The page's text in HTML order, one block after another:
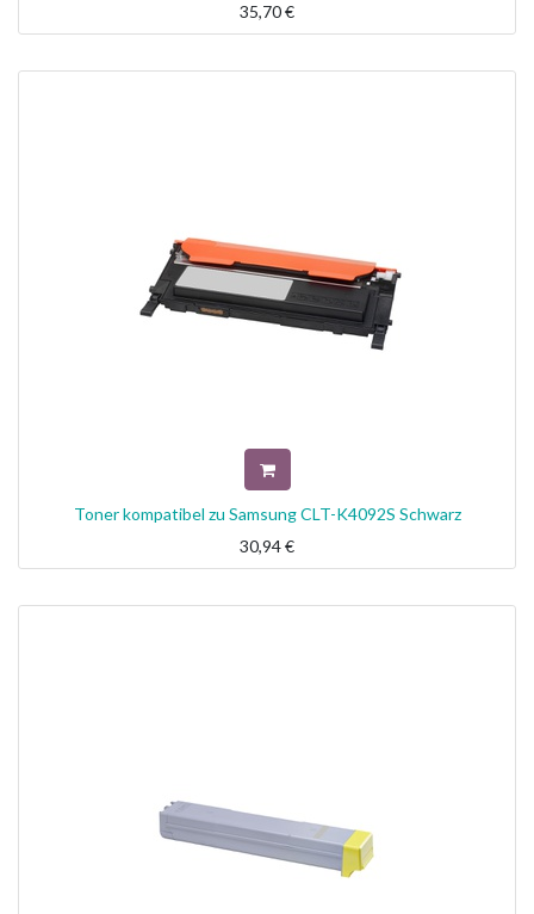
35,70€
Toner kompatibel zu Samsung CLT-K4092S Schwarz
30,94€